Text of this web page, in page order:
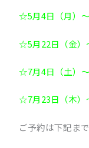
☆5月4日（月）
☆5月22日（金）
☆7月4日（土）
☆7月23日（木）
ご予約は下記ま